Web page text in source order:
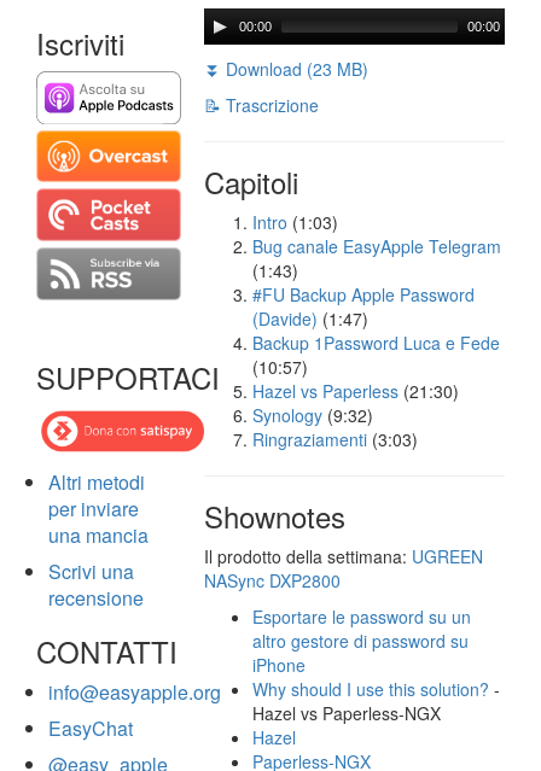
Iscriviti
SUPPORTACI
Altri metodi
per inviare
una mancia
Scrivi una
recensione
CONTATTI
info@easyapple.org
EasyChat
@easy_apple
00:00 00:00
⏬ Download (23 MB)
📝 Trascrizione
Capitoli
Intro (1:03)
Bug canale EasyApple Telegram
(1:43)
#FU Backup Apple Password
(Davide) (1:47)
Backup 1Password Luca e Fede
(10:57)
Hazel vs Paperless (21:30)
Synology (9:32)
Ringraziamenti (3:03)
Shownotes
Il prodotto della settimana: UGREEN
NASync DXP2800
Esportare le password su un
altro gestore di password su
iPhone
Why should I use this solution? -
Hazel vs Paperless-NGX
Hazel
Paperless-NGX